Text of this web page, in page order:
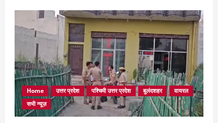
Home उत्तर प्रदेश पश्चिमी उत्तर प्रदेश बुलंदशहर
वायरल
सभी न्यूज़